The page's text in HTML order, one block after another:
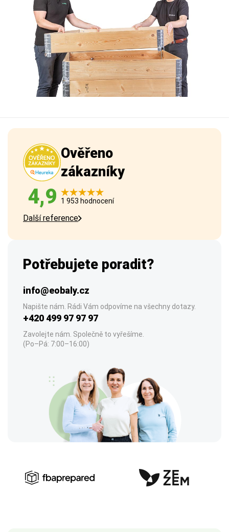
Ověřeno
zákazníky
4,9 1 953 hodnocení
Další reference
Potřebujete poradit?
info@eobaly.cz
Napište nám. Rádi Vám odpovíme na všechny dotazy.
+420 499 97 97 97
Zavolejte nám. Společně to vyřešíme.
(Po–Pá: 7:00–16:00)